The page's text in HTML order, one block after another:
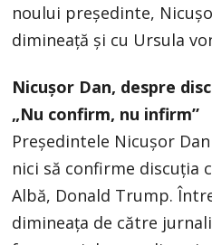
noului președinte,
dimineață și cu Ursula
Nicușor Dan, despre
„Nu confirm, nu infirm”
Președintele Nicușor
nici să confirme discuția
Albă, Donald Trump.
dimineața de către